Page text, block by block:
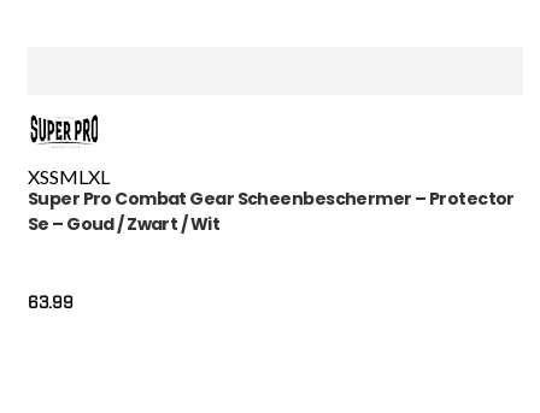
XSSML XL
Super Pro Combat Gear Scheenbeschermer – Protector
Se – Goud / Zwart / Wit
63.99